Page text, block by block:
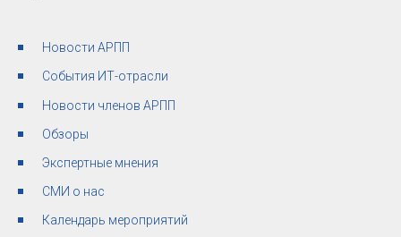
Новости АРПП
События ИТ-отрасли
Новости членов АРПП
Обзоры
Экспертные мнения
СМИ о нас
Календарь мероприятий